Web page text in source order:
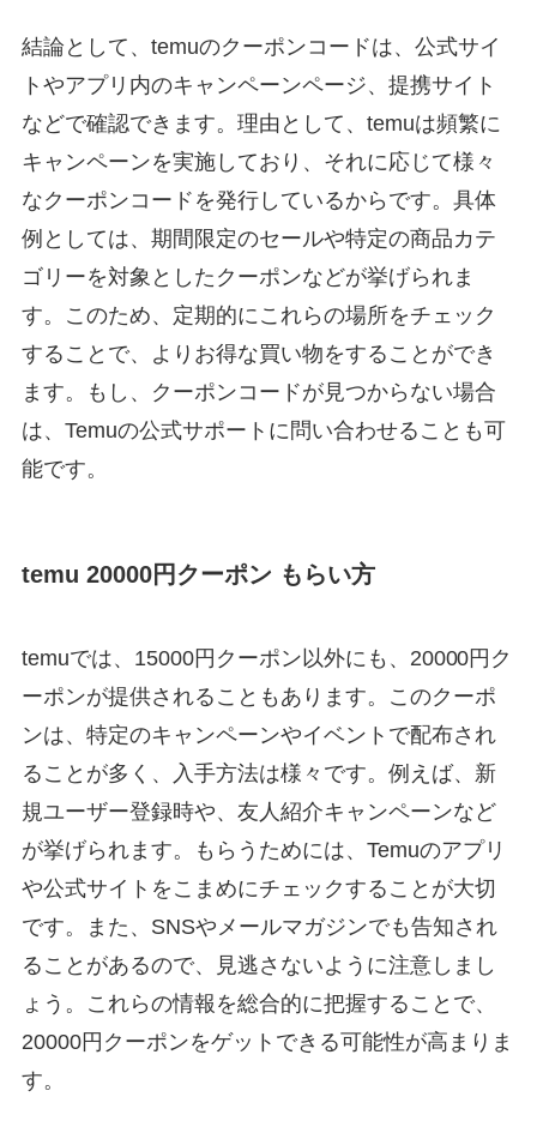
結論として、temuのクーポンコードは、公式サイ
トやアプリ内のキャンペーンページ、提携サイト
などで確認できます。理由として、temuは頻繁に
キャンペーンを実施しており、それに応じて様々
なクーポンコードを発行しているからです。具体
例としては、期間限定のセールや特定の商品カテ
ゴリーを対象としたクーポンなどが挙げられま
す。このため、定期的にこれらの場所をチェック
することで、よりお得な買い物をすることができ
ます。もし、クーポンコードが見つからない場合
は、Temuの公式サポートに問い合わせることも可
能です。
temu 20000円クーポン もらい方
temuでは、15000円クーポン以外にも、20000円ク
ーポンが提供されることもあります。このクーポ
ンは、特定のキャンペーンやイベントで配布され
ることが多く、入手方法は様々です。例えば、新
規ユーザー登録時や、友人紹介キャンペーンなど
が挙げられます。もらうためには、Temuのアプリ
や公式サイトをこまめにチェックすることが大切
です。また、SNSやメールマガジンでも告知され
ることがあるので、見逃さないように注意しまし
ょう。これらの情報を総合的に把握することで、
20000円クーポンをゲットできる可能性が高まりま
す。